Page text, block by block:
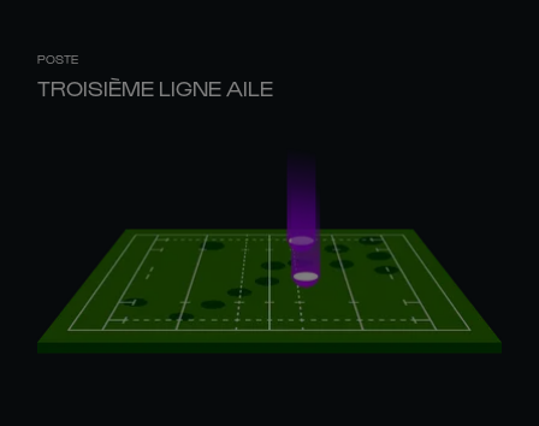
POSTE
TROISIÈME LIGNE AILE